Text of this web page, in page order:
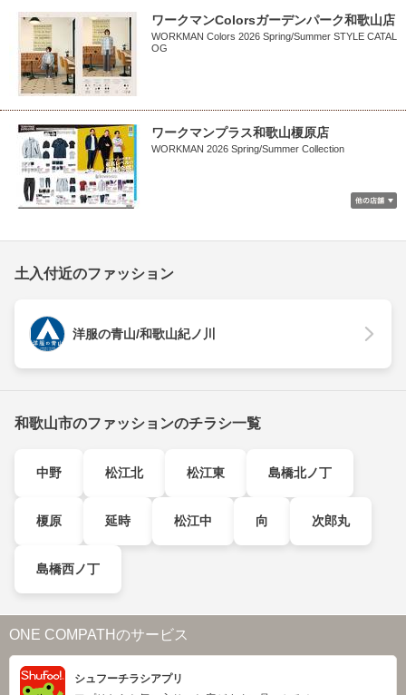
ワークマンColorsガーデンパーク和歌山店
WORKMAN Colors 2026 Spring/Summer STYLE CATAL
OG
ワークマンプラス和歌山榎原店
WORKMAN 2026 Spring/Summer Collection
土入付近のファッション
洋服の青山/和歌山紀ノ川
和歌山市のファッションのチラシ一覧
中野 松江北 松江東 島橋北ノ丁
榎原 延時 松江中 向 次郎丸
島橋西ノ丁
ONE COMPATHのサービス
シュフーチラシアプリ